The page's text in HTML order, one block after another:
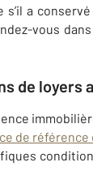
a
vous
de loyers
de référence